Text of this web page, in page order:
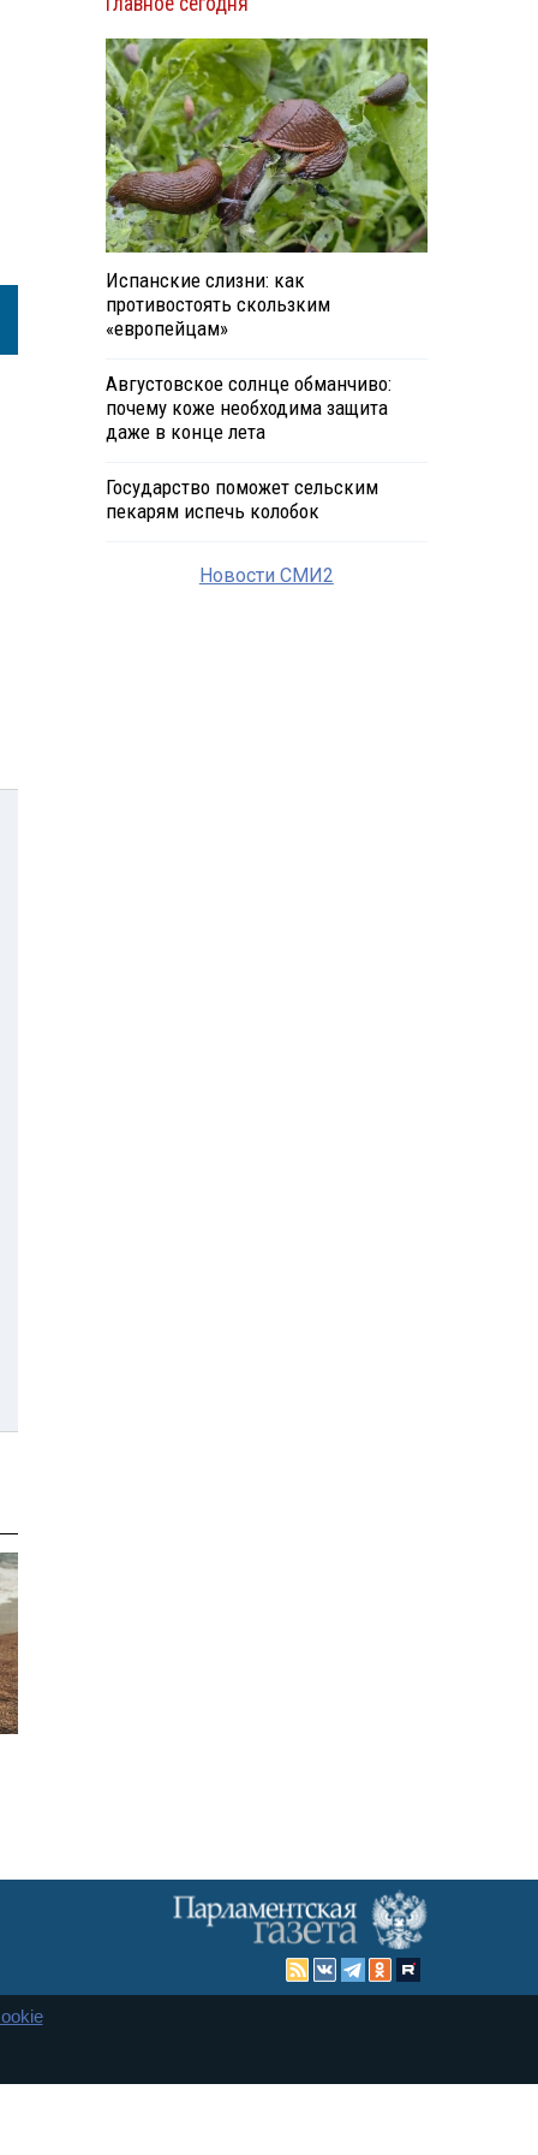
Испанские слизни: как
противостоять скользким
«европейцам»
Августовское солнце обманчиво:
почему коже необходима защита
даже в конце лета
Государство поможет сельским
пекарям испечь колобок
Новости СМИ2